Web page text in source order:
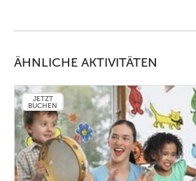
ÄHNLICHE AKTIVITÄTEN
JETZT
BUCHEN